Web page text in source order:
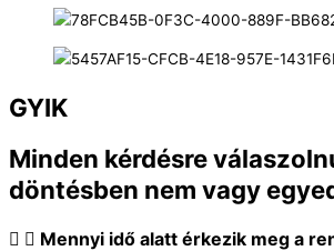
GYIK
Minden kérdésre
döntésben nem vagy
Mennyi idő alatt érkezik meg a